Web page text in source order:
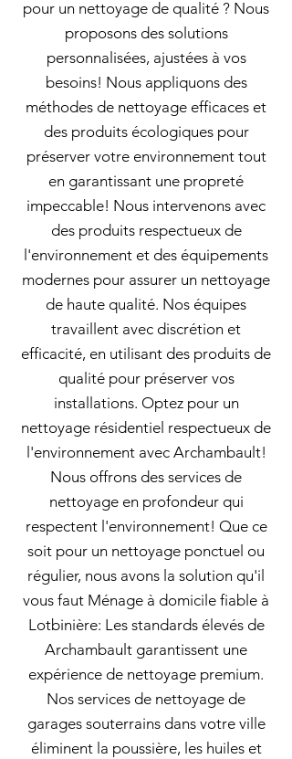
pour un nettoyage de qualité ? Nous
proposons des solutions
personnalisées, ajustées à vos
besoins! Nous appliquons des
méthodes de nettoyage efficaces et
des produits écologiques pour
préserver votre environnement tout
en garantissant une propreté
impeccable! Nous intervenons avec
des produits respectueux de
l'environnement et des équipements
modernes pour assurer un nettoyage
de haute qualité. Nos équipes
travaillent avec discrétion et
efficacité, en utilisant des produits de
qualité pour préserver vos
installations. Optez pour un
nettoyage résidentiel respectueux de
l'environnement avec Archambault!
Nous offrons des services de
nettoyage en profondeur qui
respectent l'environnement! Que ce
soit pour un nettoyage ponctuel ou
régulier, nous avons la solution qu'il
vous faut Ménage à domicile fiable à
Lotbinière: Les standards élevés de
Archambault garantissent une
expérience de nettoyage premium.
Nos services de nettoyage de
garages souterrains dans votre ville
éliminent la poussière, les huiles et